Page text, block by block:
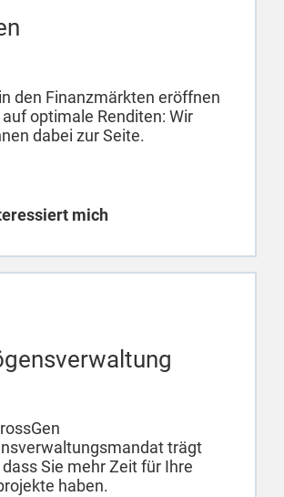
den Finanzmärkten eröffnen
optimale Renditen: Wir
dabei zur Seite.
mich
trägt
Sie mehr Zeit für Ihre
haben.